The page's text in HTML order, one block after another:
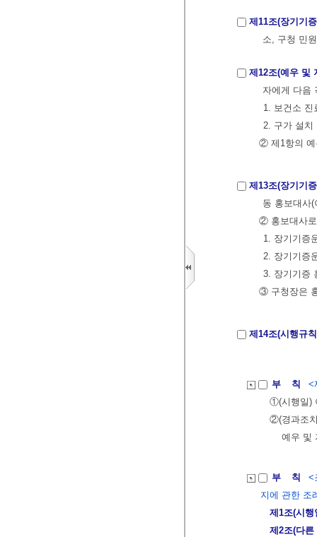
제11조(장기기
소, 구청 민
제12조(예우 및
자에게 다음
1. 보건소
2. 구가 설
② 제1항의 예
제13조(장기기
동 홍보대사(
② 홍보대사
1. 장기기증
2. 장기기증
3. 장기기증
③ 구청장은
제14조(시행규
부 칙
<
①(시행일)
②(경과조
예우 및
부 칙
<
지에 관한 조
제1조(시행
제2조(다